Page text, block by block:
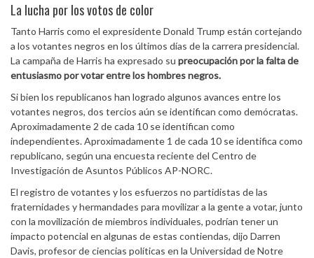
La lucha por los votos de color
Tanto Harris como el expresidente Donald Trump están cortejando
a los votantes negros en los últimos días de la carrera presidencial.
La campaña de Harris ha expresado su preocupación por la falta de
entusiasmo por votar entre los hombres negros.
Si bien los republicanos han logrado algunos avances entre los
votantes negros, dos tercios aún se identifican como demócratas.
Aproximadamente 2 de cada 10 se identifican como
independientes. Aproximadamente 1 de cada 10 se identifica como
republicano, según una encuesta reciente del Centro de
Investigación de Asuntos Públicos AP-NORC.
El registro de votantes y los esfuerzos no partidistas de las
fraternidades y hermandades para movilizar a la gente a votar, junto
con la movilización de miembros individuales, podrían tener un
impacto potencial en algunas de estas contiendas, dijo Darren
Davis, profesor de ciencias políticas en la Universidad de Notre